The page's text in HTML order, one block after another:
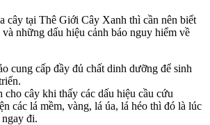
cây tại Thê Giới Cây Xanh thì cần nên biết
và những dấu hiệu cảnh báo nguy hiểm về
cung cấp đầy đủ chất dinh dưỡng để sinh
cho cây khi thấy các dấu hiệu cầu cứu
các lá mềm, vàng, lá úa, lá héo thì đó là lúc
ngay đi.